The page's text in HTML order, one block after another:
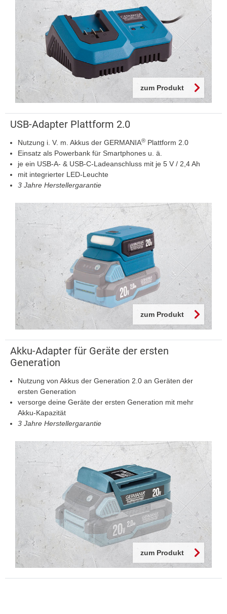
zum Produkt
USB-Adapter Plattform 2.0
Nutzung i. V. m. Akkus der GERMANIA® Plattform 2.0
Einsatz als Powerbank für Smartphones u. ä.
je ein USB-A- & USB-C-Ladeanschluss mit je 5 V / 2,4 Ah
mit integrierter LED-Leuchte
3 Jahre Herstellergarantie
zum Produkt
Akku-Adapter für Geräte der ersten
Generation
Nutzung von Akkus der Generation 2.0 an Geräten der
ersten Generation
versorge deine Geräte der ersten Generation mit mehr
Akku-Kapazität
3 Jahre Herstellergarantie
zum Produkt